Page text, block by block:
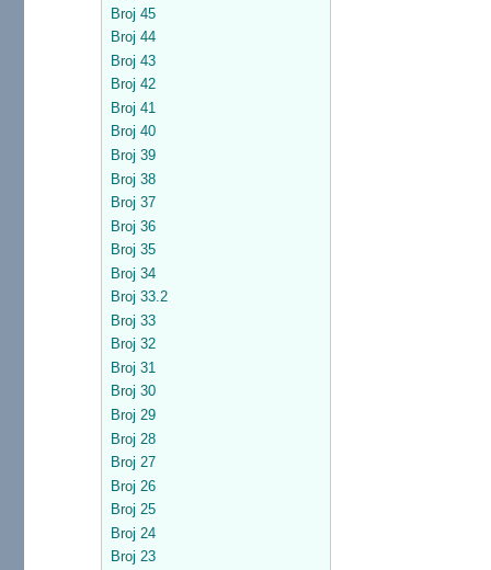
Broj 45
Broj 44
Broj 43
Broj 42
Broj 41
Broj 40
Broj 39
Broj 38
Broj 37
Broj 36
Broj 35
Broj 34
Broj 33.2
Broj 33
Broj 32
Broj 31
Broj 30
Broj 29
Broj 28
Broj 27
Broj 26
Broj 25
Broj 24
Broj 23